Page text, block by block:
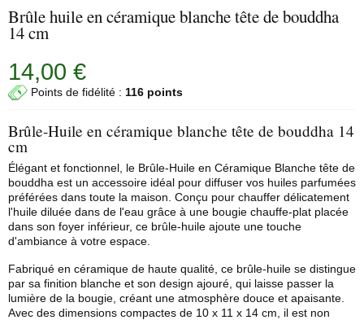
Brûle huile en céramique blanche tête de bouddha
14 cm
14,00 €
Points de fidélité : 116 points
Brûle-Huile en céramique blanche tête de bouddha 14
cm
Élégant et fonctionnel, le Brûle-Huile en Céramique Blanche tête de
bouddha est un accessoire idéal pour diffuser vos huiles parfumées
préférées dans toute la maison. Conçu pour chauffer délicatement
l'huile diluée dans de l'eau grâce à une bougie chauffe-plat placée
dans son foyer inférieur, ce brûle-huile ajoute une touche
d'ambiance à votre espace.
Fabriqué en céramique de haute qualité, ce brûle-huile se distingue
par sa finition blanche et son design ajouré, qui laisse passer la
lumière de la bougie, créant une atmosphère douce et apaisante.
Avec des dimensions compactes de 10 x 11 x 14 cm, il est non